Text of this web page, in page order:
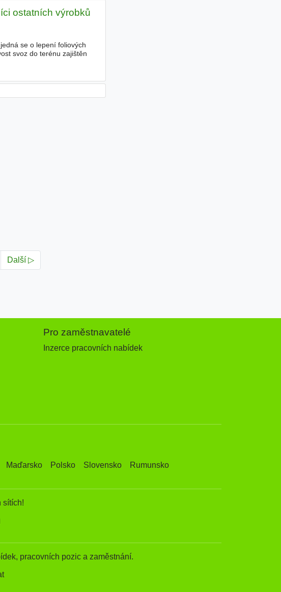
ostatních výrobků
se o lepení foliových
svoz do terénu zajištěn
Další ▷
Pro zaměstnavatelé
Inzerce pracovních nabídek
Maďarsko Polsko Slovensko Rumunsko
sítích!
pracovních pozic a zaměstnání.